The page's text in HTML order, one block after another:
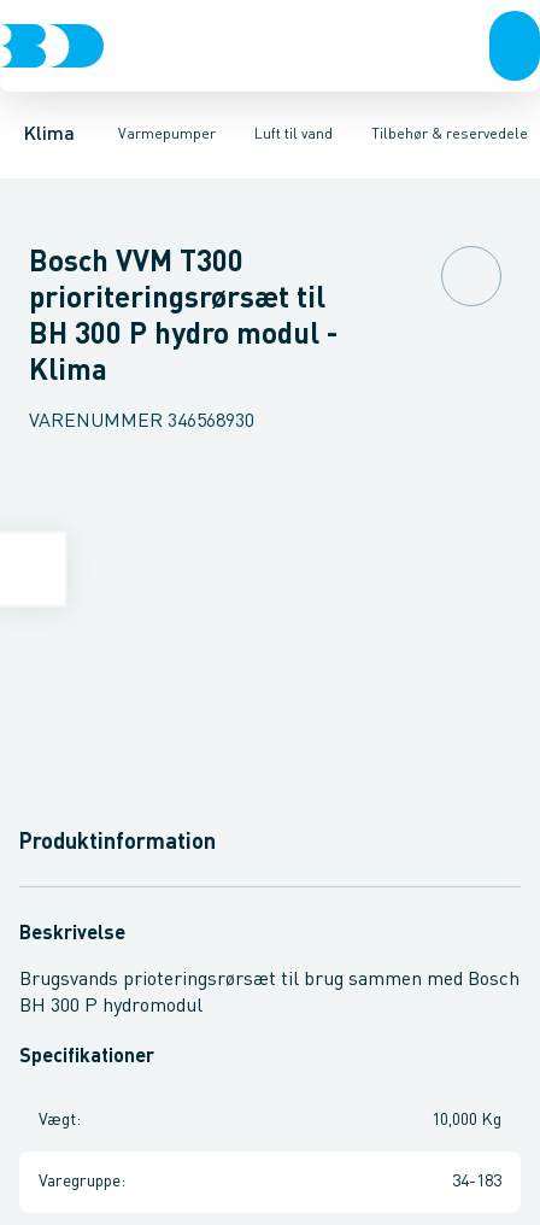
Klima Varmepumper
Ventilation Varmepumper Klimaværktøj Biokedler &
Luft til vand
Luft til luft Luft til vand JordvarmeIsoleringTilbehør
Tilbehør & reservedele
Varmepumper, udedele Varmepumper, indedele
Bosch VVM T300
prioriteringsrørsæt til
BH 300 P hydro modul -
Klima
VARENUMMER 346568930
Produktinformation
Beskrivelse
Brugsvands prioteringsrørsæt til brug sammen med Bosch
BH 300 P hydromodul
Specifikationer
Vægt: 10,000 Kg
Varegruppe: 34-183